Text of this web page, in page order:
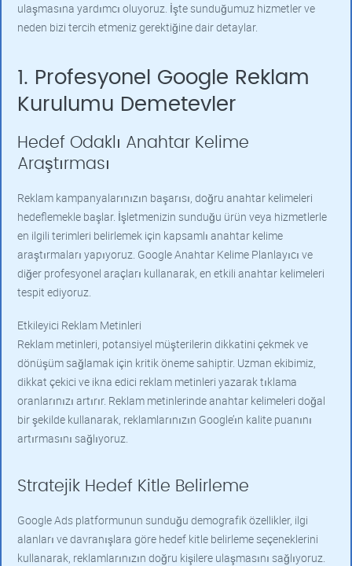
ulaşmasına yardımcı oluyoruz. İşte sunduğumuz hizmetler ve
neden bizi tercih etmeniz gerektiğine dair detaylar.
1. Profesyonel Google Reklam
Kurulumu Demetevler
Hedef Odaklı Anahtar Kelime
Araştırması
Reklam kampanyalarınızın başarısı, doğru anahtar kelimeleri
hedeflemekle başlar. İşletmenizin sunduğu ürün veya hizmetlerle
en ilgili terimleri belirlemek için kapsamlı anahtar kelime
araştırmaları yapıyoruz. Google Anahtar Kelime Planlayıcı ve
diğer profesyonel araçları kullanarak, en etkili anahtar kelimeleri
tespit ediyoruz.
Etkileyici Reklam Metinleri
Reklam metinleri, potansiyel müşterilerin dikkatini çekmek ve
dönüşüm sağlamak için kritik öneme sahiptir. Uzman ekibimiz,
dikkat çekici ve ikna edici reklam metinleri yazarak tıklama
oranlarınızı artırır. Reklam metinlerinde anahtar kelimeleri doğal
bir şekilde kullanarak, reklamlarınızın Google’ın kalite puanını
artırmasını sağlıyoruz.
Stratejik Hedef Kitle Belirleme
Google Ads platformunun sunduğu demografik özellikler, ilgi
alanları ve davranışlara göre hedef kitle belirleme seçeneklerini
kullanarak, reklamlarınızın doğru kişilere ulaşmasını sağlıyoruz.